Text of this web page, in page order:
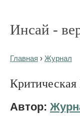
Инсай -
Главная › Журнал
Автор: